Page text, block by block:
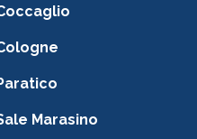
Marasino